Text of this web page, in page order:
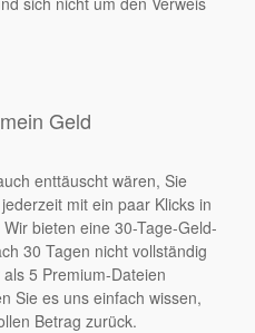
Geld
enttäuscht wären, Sie
mit ein paar Klicks in
bieten eine 30-Tage-Geld-
30 Tagen nicht vollständig
5 Premium-Dateien
Sie es uns einfach wissen,
Betrag zurück.